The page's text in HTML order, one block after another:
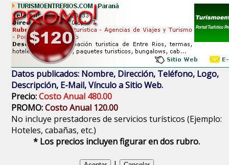
Datos publicados: Nombre, Dirección, Teléfono, Logo,
Descripción, E-Mail, Vínculo a Sitio Web.
Precio:Costo Anual 480.00
PROMO:Costo Anual 120.00
No incluye prestadores de servicios turísticos (Ejemplo:
Hoteles, cabañas, etc.)
* Los precios incluyen figurar en dos rubro.